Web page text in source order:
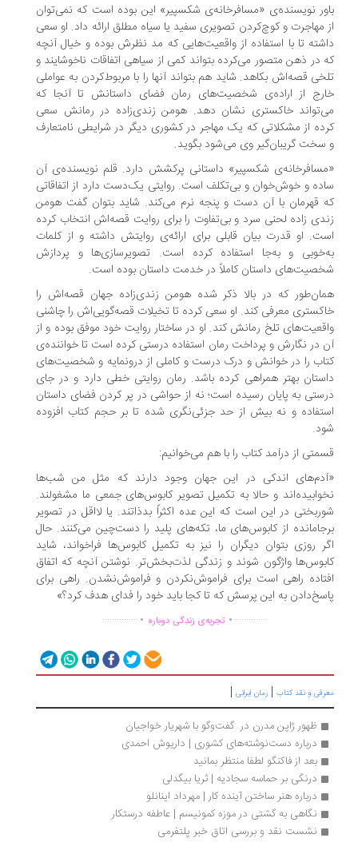
نویسنده‌ی «مسافرخانه‌ی شکسپیر» این بوده است که نمی‌توان
مهاجرت و کوچ‌کردن تصویری سفید یا سیاه مطلق ارائه داد. او سعی
تا با استفاده از واقعیت‌هایی که مد نظرش بوده و خیال آنچه
در ذهن متصور می‌کرده بتواند کمی از سیاهی اتفاقات ناخوشایند و
قصه‌اش بکاهد. شاید هم بتواند آنها را با مربوط‌کردن به عواملی
از اراده‌ی شخصیت‌های رمان فضای داستانش تا آنجا که
خاکستری نشان دهد. هومن زندی‌زاده در رمانش سعی
از مشکلاتی که یک مهاجر در کشوری دیگر در شرایطی نامتعارف
گریبان‌گیر وی می‌شود بگوید.
شکسپیر» داستانی پرکشش دارد. قلم نویسنده‌ی آن
و خوش‌خوان و بی‌تکلف است. روایتی یک‌دست دارد از اتفاقاتی
قهرمان با آن دست و پنجه نرم می‌کند. شاید بتوان گفت هومن
زاده لحنی سرد و بی‌تفاوت را برای روایت قصه‌اش انتخاب کرده
او قدرت بیان قابلی برای ارائه‌ی روایتش داشته و از کلمات
و به‌جا استفاده کرده است. تصویرسازی‌ها و پردازش
داستان کاملاً در خدمت داستان بوده است.
که در بالا ذکر شده هومن زندی‌زاده جهان قصه‌اش را
معرفی کند. او سعی کرده تا تخیلات قصه‌گویی‌اش را چاشنی
تلخ رمانش کند. او در ساختار روایت خود موفق بوده و از
در نگارش و پرداخت رمان استفاده درستی کرده است تا خواننده‌ی
را در خوانش و درک درست و کاملی از درونمایه و شخصیت‌های
بهتر همراهی کرده باشد. رمان روایتی خطی دارد و در جای
به پایان رسیده است؛ نه از حواشی در پر کردن فضای داستان
و نه بیش از حد جزئی‌نگری شده تا بر حجم کتاب افزوده
از درآمد کتاب را با هم می‌خوانیم:
اندکی در این جهان وجود دارند که مثل من شب‌ها
و حالا به تکمیل تصویر کابوس‌های جمعی ما مشغولند.
در این است که این عده اکثراً بدذاتند. یا لااقل در تصویر
از کابوس‌های ما، تکه‌های پلید را دست‌چین می‌کنند. حال
روزی بتوان دیگران را نیز به تکمیل کابوس‌ها فراخواند، شاید
واژگون شوند و زندگی لذت‌بخش‌تر. نوشتن آنچه که اتفاق
راهی است برای فراموش‌نکردن و فراموش‌نشدن. راهی برای
به این پرسش که تا کجا باید خود را فدای هدف کرد؟»
................تجربه‌ی زندگی دوباره ...............
و نقد کتاب|رمان ایرانی|
ظهور ژاپن ‌مدرن در  گفت‌و‌گو با شهریار خواجیان
درباره دست‌نوشته‌های کشوری | داریوش احمدی
بعد از فاکنگو لطفا منتظر بمانید
درنگی بر حماسه سجادیه | ثریا بیگدلی
درباره هنر ساختن آینده کار | مهرداد اینانلو
نگاهی به گشتی در موزه کمونیسم | عاطفه درستکار
نشست نقد و بررسی اتاق خبر پلتفرمی